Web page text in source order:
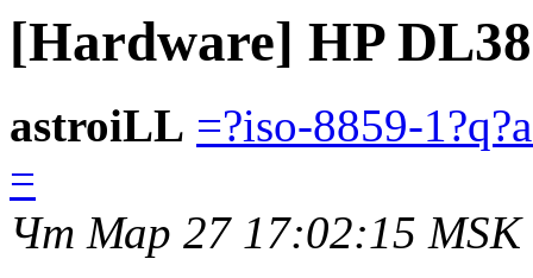
[Hardware] HP
astroiLL =?iso-8859-
=
Чт Мар 27 17:02:15 MSK